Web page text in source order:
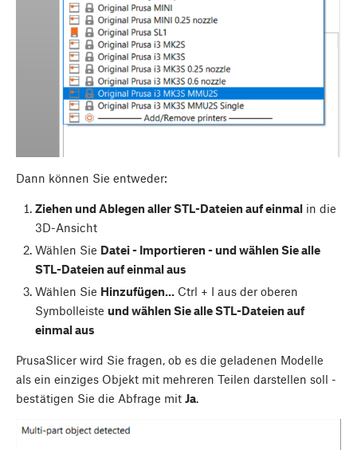
Dann können Sie entweder:
Ziehen und Ablegen aller STL-Dateien auf einmalin die
3D-Ansicht
Wählen Sie Datei - Importieren - und wählen Sie alle
STL-Dateien auf einmal aus
Wählen Sie Hinzufügen... Ctrl + I aus der oberen
Symbolleiste und wählen Sie alle STL-Dateien auf
einmal aus
PrusaSlicer wird Sie fragen, ob es die geladenen Modelle
als ein einziges Objekt mit mehreren Teilen darstellen soll -
bestätigen Sie die Abfrage mit Ja.